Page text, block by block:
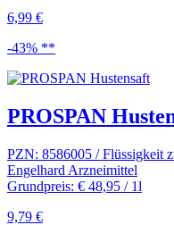
6,99 €
-43% **
PROSPAN
PZN: 8586005 / Flüssigkeit
Engelhard Arzneimittel
Grundpreis: € 48,95 / 1l
9,79 €